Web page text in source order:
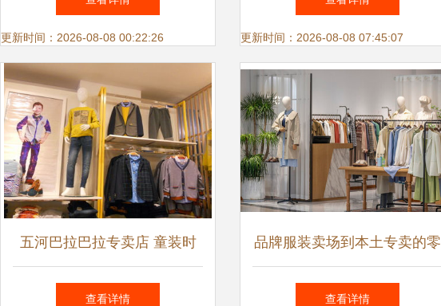
更新时间：2026-08-08 00:22:26 任干--辛集皮革产业发展扫描
更新时间：2026-08-08 07:45:07
五河巴拉巴拉专卖店 童装时
尚新体验，品质成长每一步
查看详情
品牌服装卖场到本土专卖的零
售策略 线上转型、陈列优化
查看详情